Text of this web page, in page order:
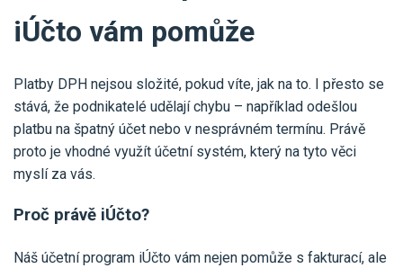
iÚčto vám pomůže
Platby DPH nejsou složité, pokud víte, jak na to. I přesto se
stává, že podnikatelé udělají chybu – například odešlou
platbu na špatný účet nebo v nesprávném termínu. Právě
proto je vhodné využít účetní systém, který na tyto věci
myslí za vás.
Proč právě iÚčto?
Náš účetní program iÚčto vám nejen pomůže s fakturací, ale